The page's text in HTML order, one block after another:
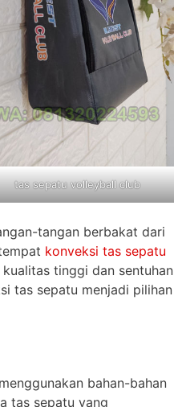
tas sepatu volleyball club
tangan berbakat dari
konveksi tas sepatu
tinggi dan sentuhan
tas sepatu menjadi pilihan
bahan-bahan
tas sepatu yang